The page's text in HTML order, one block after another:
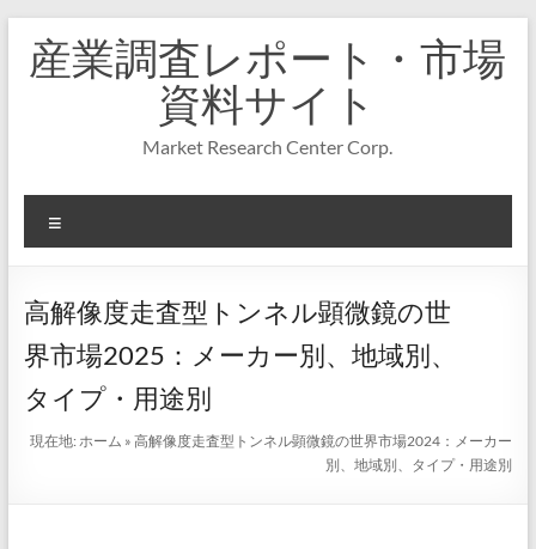
キ
プ
産業調査レポート・市場
資料サイト
Market Research Center Corp.
ニ
ー
高解像度走査型トンネル顕微鏡の世
界市場2025：メーカー別、地域別、
タイプ・用途別
現在地:ホーム »高解像度走査型トンネル顕微鏡の世界市場2024：メーカー
別、地域別、タイプ・用途別